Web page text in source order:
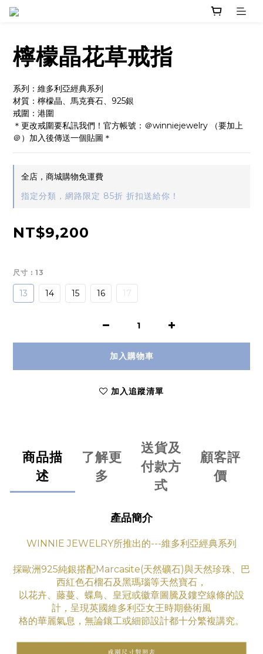
檸檬晶花草戒指
系列：維多利亞經典系列
材質：檸檬晶、馬克賽石、925銀
戒圍：港圍
＊更改戒圍要私訊我們！官方帳號：＠winniejewelry （要加上
＠）加入後傳送一個貼圖＊
全店，商城購物免運費
指定分類，網路限定 85折 折扣送給你！
NT$9,200
尺寸 : 13
13 14 15 16 17
加入購物車
加入追蹤清單
商品描
述
了解更
多
送貨及
付款方
式
顧客評
價
產品簡介
WINNIE JEWELRY所推出的---維多利亞經典系列
採歐洲925純銀搭配Marcasite(天然礦石)與天然珍珠、巴
西紅色石榴石及黑瑪瑙等天然寶石，
以花卉、藤蔓、蝶鳥、皇冠或徽章圖騰及鏤空線條的設
計，呈現英國維多利亞女王時期藝術風
格的華麗氣息 ，無論鑲工或細節設計都十分繁複講究。